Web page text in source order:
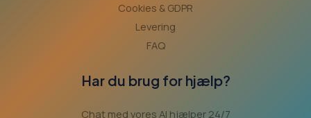
Cookies & GDPR
Levering
FAQ
Har du brug for hjælp?
Chat med vores AI hjælper 24/7